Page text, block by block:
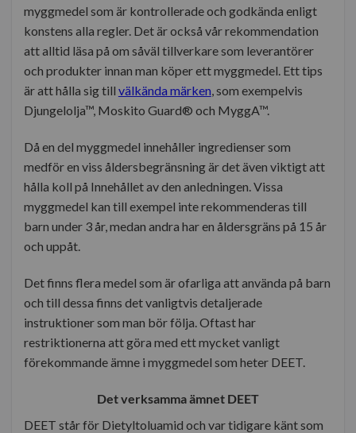
myggmedel som är kontrollerade och godkända enligt
konstens alla regler. Det är också vår rekommendation
att alltid läsa på om såväl tillverkare som leverantörer
och produkter innan man köper ett myggmedel. Ett tips
är att hålla sig till välkända märken, som exempelvis
Djungelolja™, Moskito Guard® och MyggA™.
Då en del myggmedel innehåller ingredienser som
medför en viss åldersbegränsning är det även viktigt att
hålla koll på Innehållet av den anledningen. Vissa
myggmedel kan till exempel inte rekommenderas till
barn under 3 år, medan andra har en åldersgräns på 15 år
och uppåt.
Det finns flera medel som är ofarliga att använda på barn
och till dessa finns det vanligtvis detaljerade
instruktioner som man bör följa. Oftast har
restriktionerna att göra med ett mycket vanligt
förekommande ämne i myggmedel som heter DEET.
Det verksamma ämnet DEET
DEET står för Dietyltoluamid och var tidigare känt som